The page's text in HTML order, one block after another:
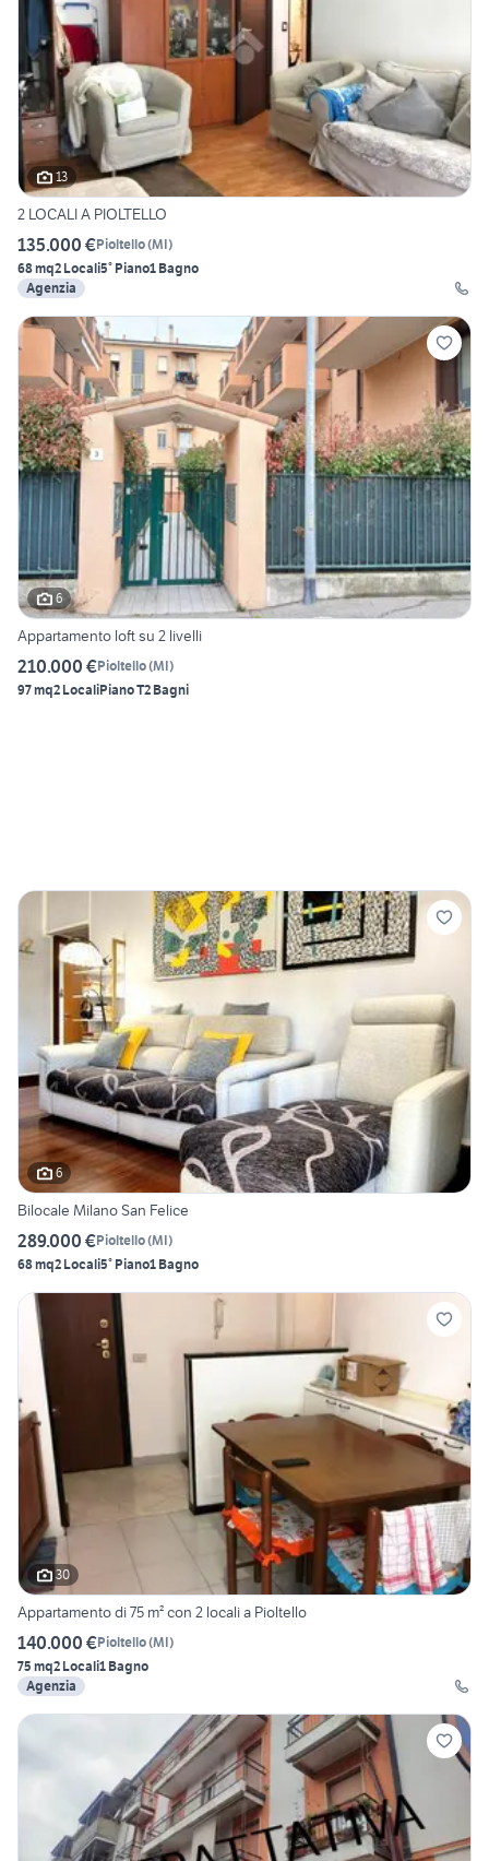
13
2 LOCALI A PIOLTELLO
135.000 €Pioltello(MI)
68 mq2 Locali5° Piano1 Bagno
Agenzia
6
Appartamento loft su 2 livelli
210.000 €Pioltello(MI)
97 mq2 LocaliPiano T2 Bagni
6
Bilocale Milano San Felice
289.000 €Pioltello(MI)
68 mq2 Locali5° Piano1 Bagno
30
Appartamento di 75 m² con 2 locali a Pioltello
140.000 €Pioltello(MI)
75 mq2 Locali1 Bagno
Agenzia